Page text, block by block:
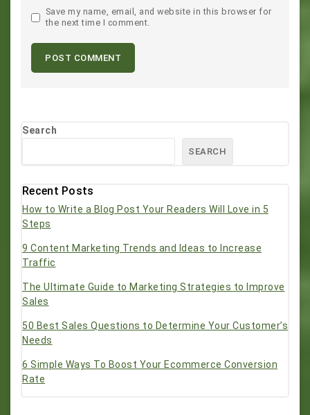
Save my name, email, and website in this browser for
the next time I comment.
Search
SEARCH
Recent Posts
How to Write a Blog Post Your Readers Will Love in 5
Steps
9 Content Marketing Trends and Ideas to Increase
Traffic
The Ultimate Guide to Marketing Strategies to Improve
Sales
50 Best Sales Questions to Determine Your Customer’s
Needs
6 Simple Ways To Boost Your Ecommerce Conversion
Rate